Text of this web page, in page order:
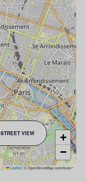
STREET VIEW
+
−
Leaflet|© OpenStreetMap contributors